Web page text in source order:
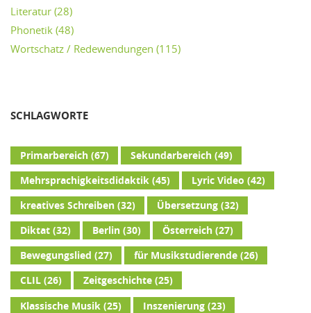
Literatur (28)
Phonetik (48)
Wortschatz / Redewendungen (115)
SCHLAGWORTE
Primarbereich(67) Sekundarbereich(49)
Mehrsprachigkeitsdidaktik(45) Lyric Video (42)
kreatives Schreiben(32) Übersetzung(32)
Diktat(32) Berlin(30) Österreich(27)
Bewegungslied (27) für Musikstudierende(26)
CLIL(26) Zeitgeschichte(25)
Klassische Musik(25) Inszenierung(23)